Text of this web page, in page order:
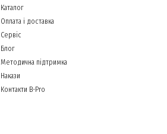
Каталог
Оплата і доставка
Сервіс
Блог
Методична підтримка
Накази
Контакти B-Pro